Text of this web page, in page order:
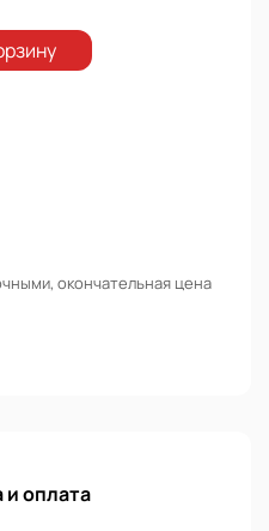
окончательная цена
и оплата